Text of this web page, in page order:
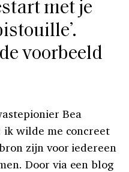
met je
voorbeeld
Bea
ik wilde me concreet
zijn voor iedereen
Door via een blog